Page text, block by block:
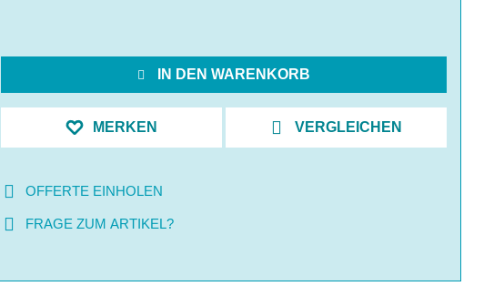
IN DEN WARENKORB
MERKEN VERGLEICHEN
OFFERTE EINHOLEN
FRAGE ZUM ARTIKEL?